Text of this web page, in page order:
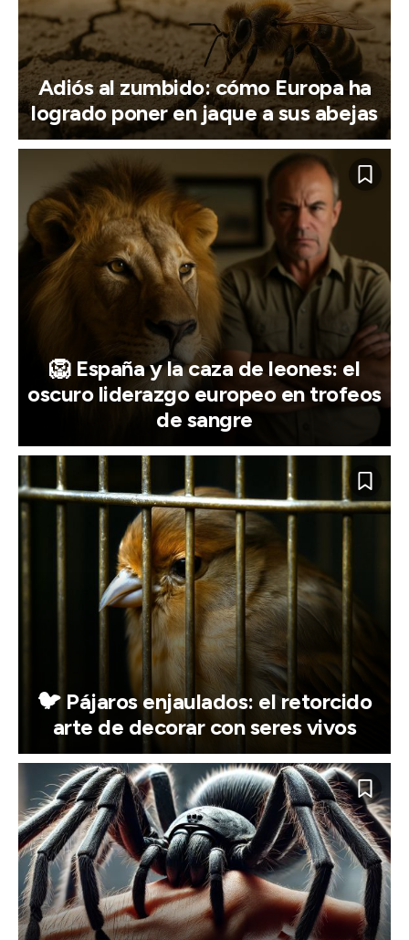
Adiós al zumbido: cómo Europa ha
logrado poner en jaque a sus abejas
🦁 España y la caza de leones: el
oscuro liderazgo europeo en trofeos
de sangre
🐦 Pájaros enjaulados: el retorcido
arte de decorar con seres vivos